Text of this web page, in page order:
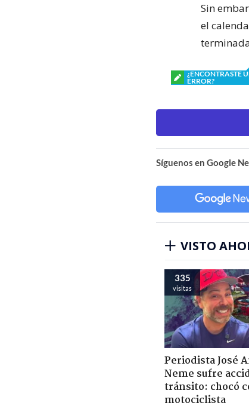
Sin
el
¿ENCONTRASTE
ERROR?
Síguenos en Google
VISTO
335
visitas
Periodista José
Neme sufre
tránsito: chocó
motociclista